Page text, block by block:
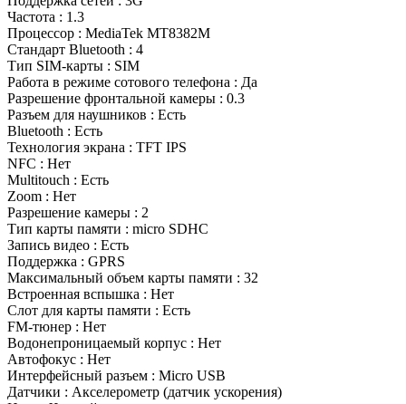
Частота : 1.3
Процессор : MediaTek MT8382М
Стандарт Bluetooth : 4
Тип SIM-карты : SIM
Работа в режиме сотового телефона : Да
Разрешение фронтальной камеры : 0.3
Разъем для наушников : Есть
Bluetooth : Есть
Технология экрана : TFT IPS
NFC : Нет
Multitouch : Есть
Zoom : Нет
Разрешение камеры : 2
Тип карты памяти : micro SDHC
Запись видео : Есть
Поддержка : GPRS
Максимальный объем карты памяти : 32
Встроенная вспышка : Нет
Слот для карты памяти : Есть
FM-тюнер : Нет
Водонепроницаемый корпус : Нет
Автофокус : Нет
Интерфейсный разъем : Micro USB
Датчики : Акселерометр (датчик ускорения)